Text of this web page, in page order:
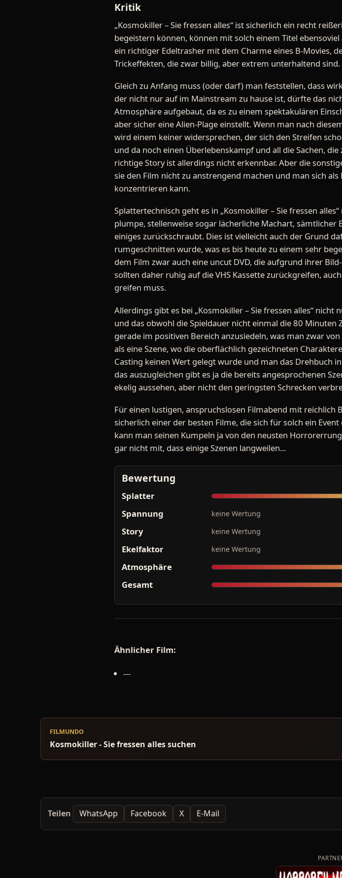
Kritik
„Kosmokiller – Sie fressen alles“ ist sicherlich ein recht
begeistern können, können mit solch einem Titel
ein richtiger Edeltrasher mit dem Charme eines B-Movies,
Trickeffekten, die zwar billig, aber extrem unterhaltend sind.
Gleich zu Anfang muss (oder darf) man feststellen, dass
der nicht nur auf im Mainstream zu hause ist, dürfte das
Atmosphäre aufgebaut, da es zu einem spektakulären
aber sicher eine Alien-Plage einstellt. Wenn man nach
wird einem keiner widersprechen, der sich den Streifen
und da noch einen Überlebenskampf und all die Sachen,
richtige Story ist allerdings nicht erkennbar. Aber die
sie den Film nicht zu anstrengend machen und man sich
konzentrieren kann.
Splattertechnisch geht es in „Kosmokiller – Sie fressen
plumpe, stellenweise sogar lächerliche Machart,
einiges zurückschraubt. Dies ist vielleicht auch der Grund
rumgeschnitten wurde, was es bis heute zu einem sehr
dem Film zwar auch eine uncut DVD, die aufgrund ihrer
sollten daher ruhig auf die VHS Kassette zurückgreifen,
greifen muss.
Allerdings gibt es bei „Kosmokiller – Sie fressen alles“
und das obwohl die Spieldauer nicht einmal die 80
gerade im positiven Bereich anzusiedeln, was man zwar
als eine Szene, wo die oberflächlich gezeichneten
Casting keinen Wert gelegt wurde und man das Drehbuch
das auszugleichen gibt es ja die bereits angesprochenen
ekelig aussehen, aber nicht den geringsten Schrecken
Für einen lustigen, anspruchslosen Filmabend mit reichlich
sicherlich einer der besten Filme, die sich für solch ein
kann man seinen Kumpeln ja von den neusten
gar nicht mit, dass einige Szenen langweilen...
Bewertung
Splatter
Spannung keine Wertung
Story keine Wertung
Ekelfaktor keine Wertung
Atmosphäre
Gesamt
Ähnlicher Film:
---
FILMUNDO
Kosmokiller - Sie fressen alles suchen
Teilen WhatsApp Facebook X E-Mail